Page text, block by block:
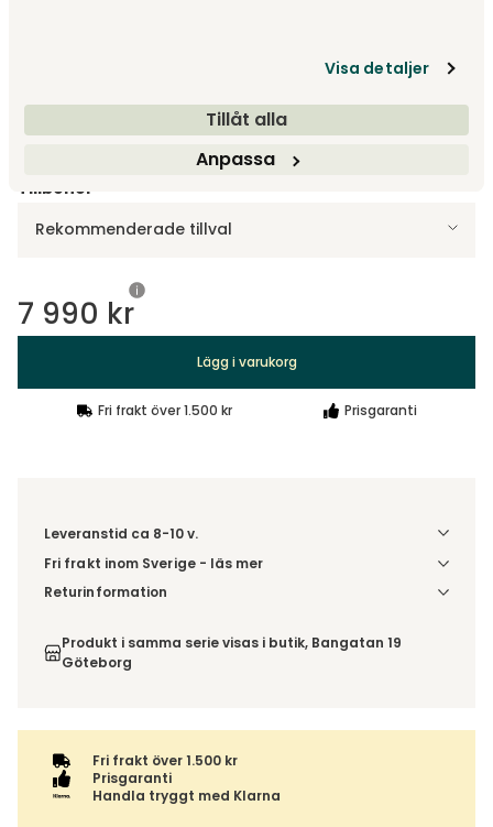
Visa detaljer
Tillåt alla
Anpassa
Visa fler +20
Tillbehör
Rekommenderade tillval
7 990 kr
Lägg i varukorg
Fri frakt över 1.500 kr Prisgaranti
Leveranstid ca 8-10 v.
Fri frakt inom Sverige - läs mer
Denna vara skickas till din port/tomtgräns. Innan leverans
Beställs varan ihop med andra produkter skickas hela
ordern tillsammans.
Returinformation
inte av ångerrätten.
Produkt i samma serie visas i butik, Bangatan 19
Göteborg
Fri frakt över 1.500 kr
Prisgaranti
Handla tryggt med Klarna